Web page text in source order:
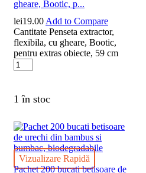
gheare, Bootic, p...
lei19.00 Add to Compare
Cantitate Penseta extractor,
flexibila, cu gheare, Bootic,
pentru extras obiecte, 59 cm
1 în stoc
Vizualizare Rapidă
Pachet 200 bucati betisoare de